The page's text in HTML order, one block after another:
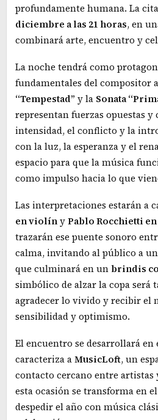
profundamente humana. La
diciembre a las 21 horas, en
combinará arte, encuentro y
La noche tendrá como
fundamentales del compositor
“Tempestad” y la Sonata
representan fuerzas opuestas
intensidad, el conflicto y la
con la luz, la esperanza y el
espacio para que la música
como impulso hacia lo que
Las interpretaciones estarán a
en violínyPablo Rocchietti
trazarán ese puente sonoro
calma, invitando al público a
que culminará en unbrindis
simbólico de alzar la copa será
agradecer lo vivido y recibir el
sensibilidad y optimismo.
El encuentro se desarrollará
caracteriza aMusicLoft, un
contacto cercano entre artistas
esta ocasión se transforma en
despedir el año con música